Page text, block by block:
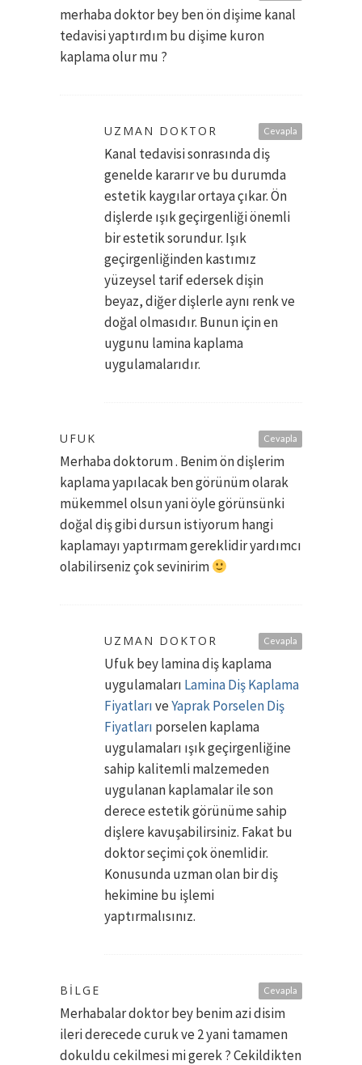
merhaba doktor bey ben ön dişime kanal
tedavisi yaptırdım bu dişime kuron
kaplama olur mu ?
Cevapla
UZMAN DOKTOR
Kanal tedavisi sonrasında diş
genelde kararır ve bu durumda
estetik kaygılar ortaya çıkar. Ön
dişlerde ışık geçirgenliği önemli
bir estetik sorundur. Işık
geçirgenliğinden kastımız
yüzeysel tarif edersek dişin
beyaz, diğer dişlerle aynı renk ve
doğal olmasıdır. Bunun için en
uygunu lamina kaplama
uygulamalarıdır.
Cevapla
UFUK
Merhaba doktorum . Benim ön dişlerim
kaplama yapılacak ben görünüm olarak
mükemmel olsun yani öyle görünsünki
doğal diş gibi dursun istiyorum hangi
kaplamayı yaptırmam gereklidir yardımcı
olabilirseniz çok sevinirim
Cevapla
UZMAN DOKTOR
Ufuk bey lamina diş kaplama
uygulamaları Lamina Diş Kaplama
FiyatlarıveYaprak Porselen Diş
Fiyatları porselen kaplama
uygulamaları ışık geçirgenliğine
sahip kalitemli malzemeden
uygulanan kaplamalar ile son
derece estetik görünüme sahip
dişlere kavuşabilirsiniz. Fakat bu
doktor seçimi çok önemlidir.
Konusunda uzman olan bir diş
hekimine bu işlemi
yaptırmalısınız.
Cevapla
BILGE
Merhabalar doktor bey benim azi disim
ileri derecede curuk ve 2 yani tamamen
dokuldu cekilmesi mi gerek ? Cekildikten